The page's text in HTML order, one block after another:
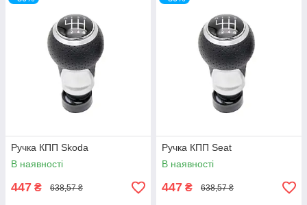
Ручка КПП Skoda
В наявності
447 ₴ 638,57 ₴
Ручка КПП Seat
В наявності
447 ₴ 638,57 ₴